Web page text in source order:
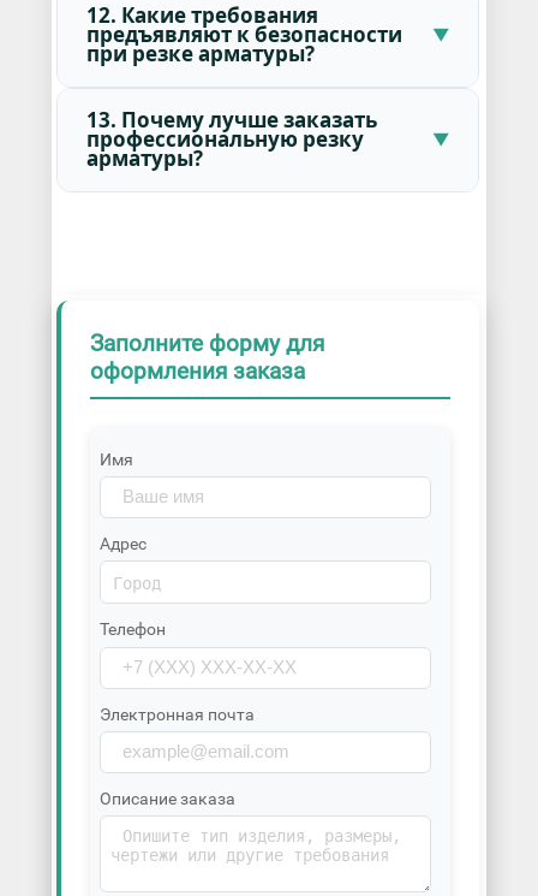
12. Какие требования
предъявляют к безопасности
при резке арматуры?
13. Почему лучше заказать
профессиональную резку
арматуры?
Заполните форму для
оформления заказа
Имя
Адрес
Телефон
Электронная почта
Описание заказа